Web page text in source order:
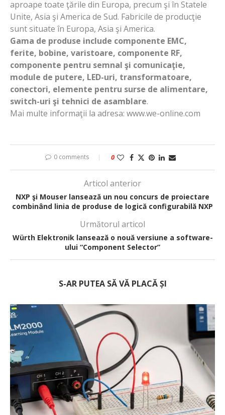
aproape toate ţările din Europa, precum şi în Statele
Unite, Asia şi America de Sud. Fabricile de producţie
sunt situate în Europa, Asia şi America.
Gama de produse include componente EMC,
ferite, bobine, varistoare, componente RF,
componente pentru semnal şi comunicaţie,
module de putere, LED-uri, transformatoare,
conectori, elemente pentru surse de alimentare,
switch-uri şi tehnici de asamblare.
Mai multe informaţii la adresa: www.we-online.com
0 comments 0
Articol anterior
NXP şi Mouser lansează un nou concurs de proiectare
combinând linia de produse de logică configurabilă NXP
Următorul articol
Würth Elektronik lansează o nouă versiune a software-
ului “Component Selector”
S-AR PUTEA SĂ VĂ PLACĂ ȘI